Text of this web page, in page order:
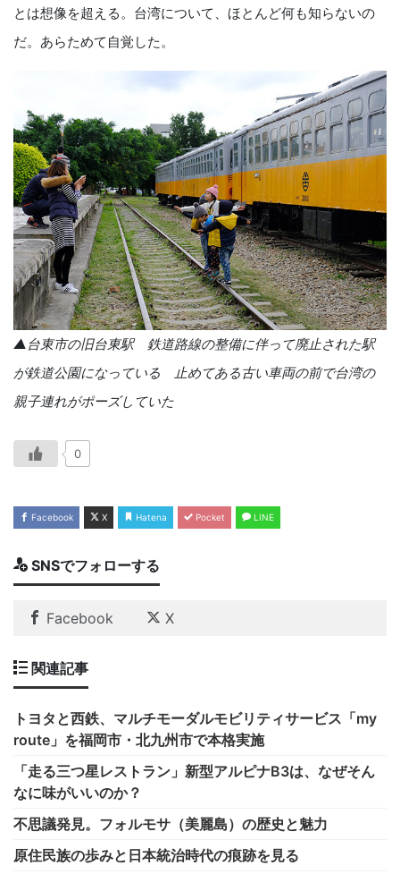
とは想像を超える。台湾について、ほとんど何も知らないの
だ。あらためて自覚した。
▲台東市の旧台東駅 鉄道路線の整備に伴って廃止された駅
が鉄道公園になっている 止めてある古い車両の前で台湾の
親子連れがポーズしていた
0
Facebook X Hatena Pocket LINE
SNSでフォローする
Facebook X
関連記事
トヨタと西鉄、マルチモーダルモビリティサービス「my
route」を福岡市・北九州市で本格実施
「走る三つ星レストラン」新型アルピナB3は、なぜそん
なに味がいいのか？
不思議発見。フォルモサ（美麗島）の歴史と魅力
原住民族の歩みと日本統治時代の痕跡を見る